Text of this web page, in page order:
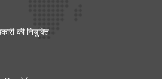
की नियुक्ति